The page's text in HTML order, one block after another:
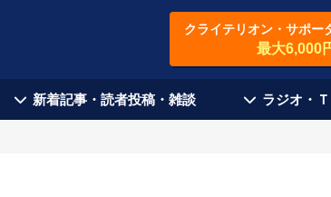
クライテリオン・サポー
最大6,000
新着記事・読者投稿・雑談 ラジオ・